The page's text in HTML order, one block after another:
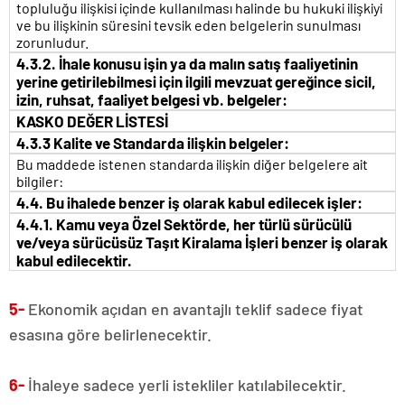
topluluğu ilişkisi içinde kullanılması halinde bu hukuki ilişkiyi
ve bu ilişkinin süresini tevsik eden belgelerin sunulması
zorunludur.
4.3.2. İhale konusu işin ya da malın satış faaliyetinin
yerine getirilebilmesi için ilgili mevzuat gereğince sicil,
izin, ruhsat, faaliyet belgesi vb. belgeler:
KASKO DEĞER LİSTESİ
4.3.3 Kalite ve Standarda ilişkin belgeler:
Bu maddede istenen standarda ilişkin diğer belgelere ait
bilgiler:
4.4. Bu ihalede benzer iş olarak kabul edilecek işler:
4.4.1. Kamu veya Özel Sektörde, her türlü sürücülü
ve/veya sürücüsüz Taşıt Kiralama İşleri benzer iş olarak
kabul edilecektir.
5- Ekonomik açıdan en avantajlı teklif sadece fiyat
esasına göre belirlenecektir.
6- İhaleye sadece yerli istekliler katılabilecektir.